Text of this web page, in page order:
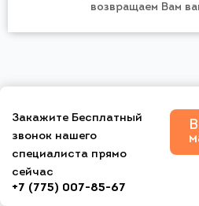
возвращаем Вам
Закажите Бесплатный
звонок нашего
специалиста прямо
сейчас
+7 (775) 007-85-67